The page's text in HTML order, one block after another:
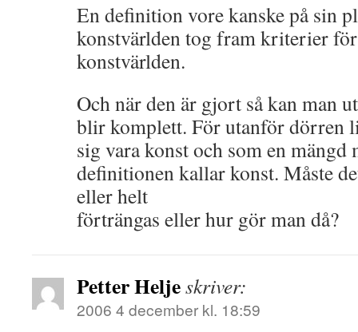
En definition vore kanske på sin
konstvärlden tog fram kriterier
konstvärlden.
Och när den är gjort så kan man
blir komplett. För utanför dörren
sig vara konst och som en
definitionen kallar konst. Måste
eller helt
förträngas eller hur gör man då?
Petter Heljeskriver:
2006 4 december kl. 18:59